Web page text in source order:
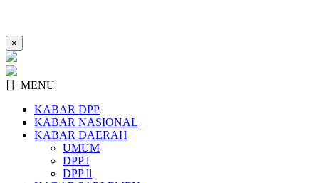
×
MENU
KABAR DPP
KABAR NASIONAL
KABAR DAERAH
UMUM
DPP l
DPP ll